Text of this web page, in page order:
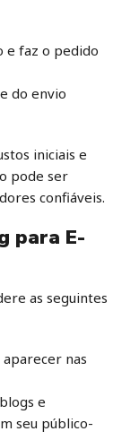
e faz o pedido
do envio
iniciais e
pode ser
confiáveis.
para E-
as seguintes
nas
e
seu público-